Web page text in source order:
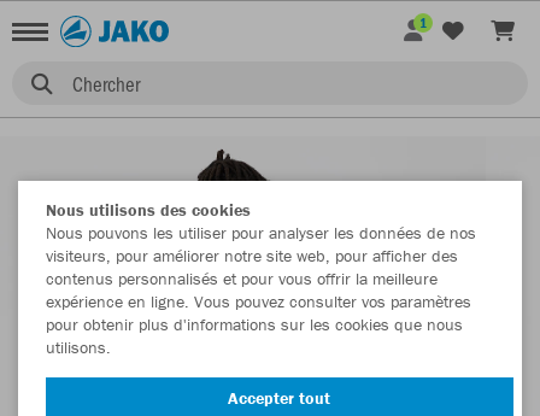
Chercher
1
Nous utilisons des cookies
Nous pouvons les utiliser pour analyser les données de nos
visiteurs, pour améliorer notre site web, pour afficher des
contenus personnalisés et pour vous offrir la meilleure
expérience en ligne. Vous pouvez consulter vos paramètres
pour obtenir plus d'informations sur les cookies que nous
utilisons.
Accepter tout